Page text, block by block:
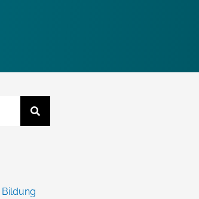
Bildung